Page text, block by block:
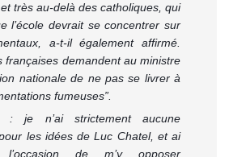
très au-delà des catholiques, qui
l’école devrait se concentrer sur
a-t-il également affirmé.
françaises demandent au ministre
nationale de ne pas se livrer à
fumeuses”.
: je n’ai strictement aucune
les idées de Luc Chatel, et ai
de m’y opposer